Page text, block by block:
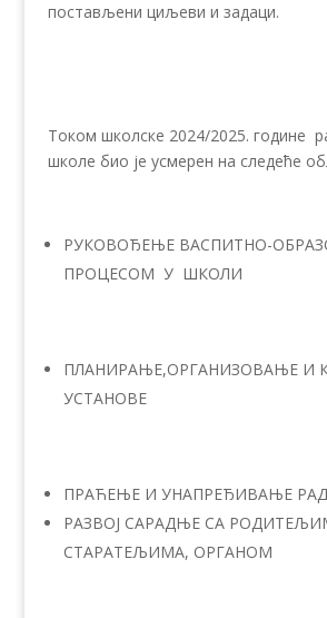
постављени циљеви и задаци.
Током школске 2024/2025. године
школе био је усмерен на следеће
РУКОВОЂЕЊЕ ВАСПИТНО-
ПРОЦЕСОМ У ШКОЛИ
ПЛАНИРАЊЕ,ОРГАНИЗОВАЊЕ И
УСТАНОВЕ
ПРАЋЕЊЕ И УНАПРЕЂИВАЊЕ
РАЗВОЈ САРАДЊЕ СА
СТАРАТЕЉИМА, ОРГАНОМ